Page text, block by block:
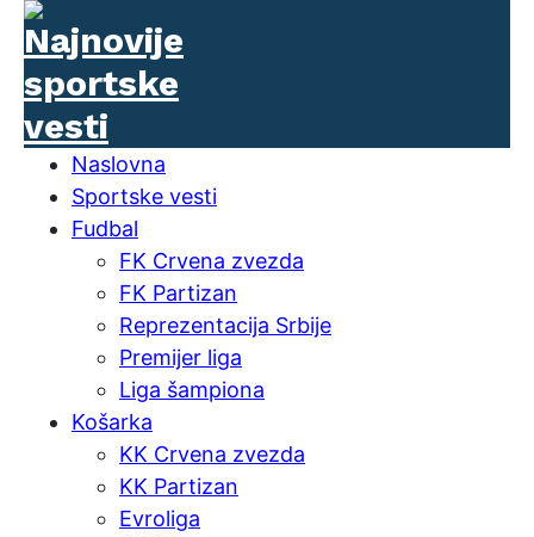
Naslovna
Sportske vesti
Fudbal
FK Crvena zvezda
FK Partizan
Reprezentacija Srbije
Premijer liga
Liga šampiona
Košarka
KK Crvena zvezda
KK Partizan
Evroliga